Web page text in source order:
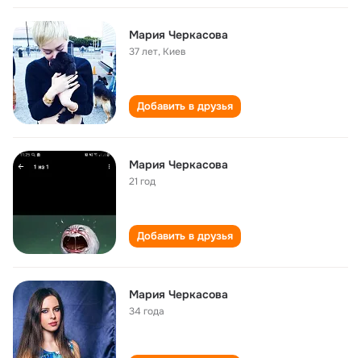
Мария Черкасова
37 лет, Киев
Добавить в друзья
Мария Черкасова
21 год
Добавить в друзья
Мария Черкасова
34 года